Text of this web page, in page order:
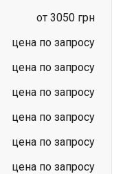
от 3050 грн
цена по запросу
цена по запросу
цена по запросу
цена по запросу
цена по запросу
цена по запросу